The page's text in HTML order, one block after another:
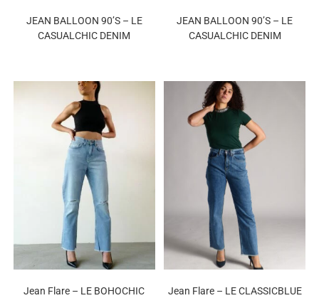
JEAN BALLOON 90’S – LE
CASUALCHIC DENIM
JEAN BALLOON 90’S – LE
CASUALCHIC DENIM
Jean Flare – LE BOHOCHIC
Jean Flare – LE CLASSICBLUE